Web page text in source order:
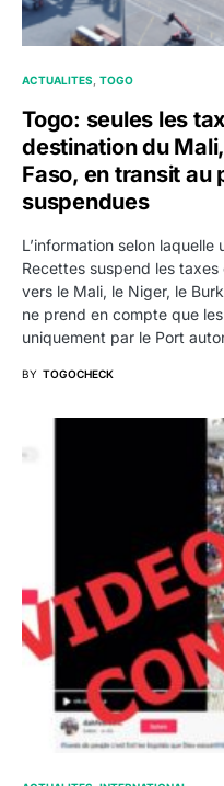
ACTUALITES TOGO
Togo: seules les
destination du
Faso, en transit au
suspendues
L’information selon laquelle
Recettes suspend les
vers le Mali, le Niger, le
ne prend en compte que
uniquement par le Port
BY TOGOCHECK